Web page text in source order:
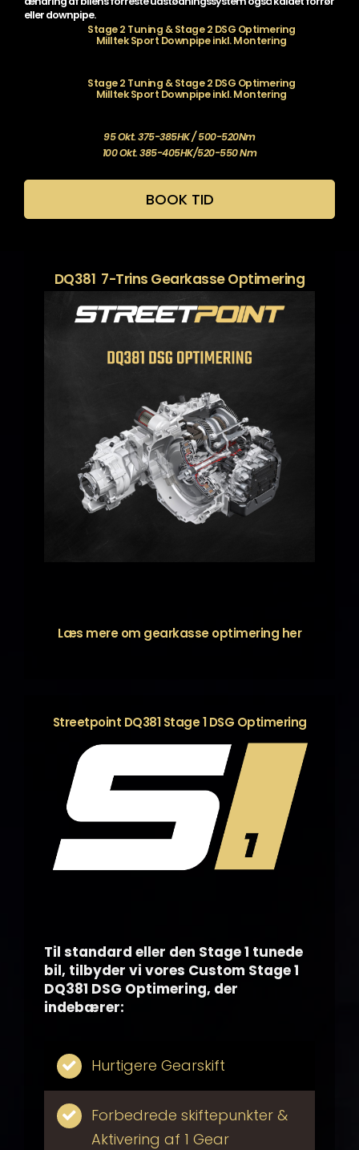
eller downpipe.
Stage 2 Tuning & Stage 2 DSG Optimering
Milltek Sport Downpipe inkl. Montering
Stage 2 Tuning & Stage 2 DSG Optimering
Milltek Sport Downpipe inkl. Montering
95 Okt. 375-385HK / 500-520Nm
100 Okt. 385-405HK/520-550 Nm
BOOK TID
DQ381 7-Trins Gearkasse Optimering
Læs mere om gearkasse optimering her
Streetpoint DQ381 Stage 1 DSG Optimering
Til standard eller den Stage 1 tunede
bil, tilbyder vi vores Custom Stage 1
DQ381 DSG Optimering, der
indebærer:
Hurtigere Gearskift
Forbedrede skiftepunkter &
Aktivering af 1 Gear